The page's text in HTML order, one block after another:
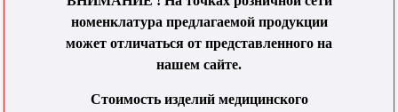
номенклатура предлагаемой продукции
может отличаться от представленного на
нашем сайте.
Стоимость изделий медицинского